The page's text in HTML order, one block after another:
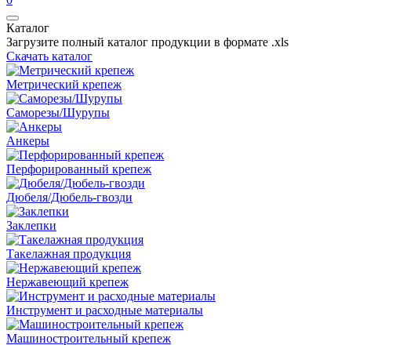
Каталог
Загрузите полный каталог продукции в формате .xls
Скачать каталог
Метрический крепеж
Саморезы/Шурупы
Анкеры
Перфорированный крепеж
Дюбеля/Дюбель-гвозди
Заклепки
Такелажная продукция
Нержавеющий крепеж
Инструмент и расходные материалы
Машиностроительный крепеж